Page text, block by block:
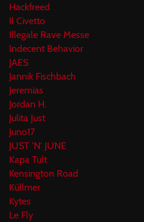
Hackfreed
Il Civetto
Illegale Rave Messe
Indecent Behavior
JAES
Jannik Fischbach
Jeremias
Jordan H.
Julita Just
Juno17
JUST 'N' JUNE
Kapa Tult
Kensington Road
Küllmer
Kytes
Le Fly